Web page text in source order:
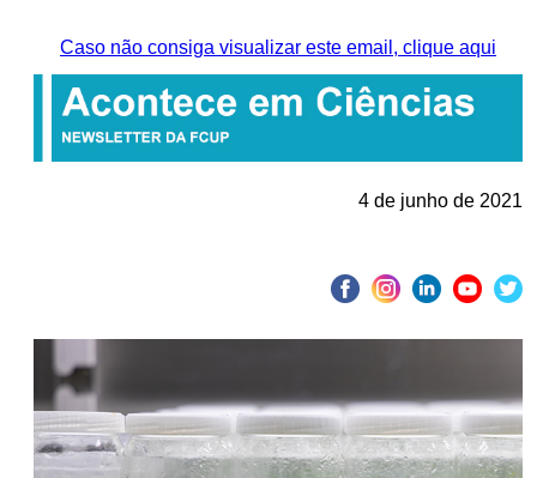
Caso não consiga visualizar este email, clique aqui
4 de junho de 2021